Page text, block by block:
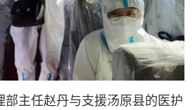
主任赵丹与支援汤原县的医护